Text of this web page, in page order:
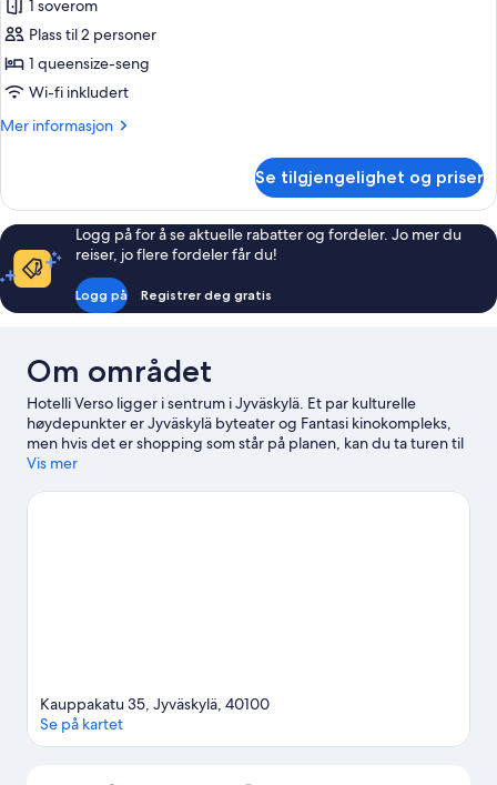
bildene
av
Superior
Double
Room
1 soverom
Plass til 2 personer
1 queensize-seng
Wi-fi inkludert
Mer informasjon
Mer
Double
Room
with
Sauna
Se tilgjengelighet og priser
Logg på for å se aktuelle rabatter og fordeler. Jo mer du
reiser, jo flere fordeler får du!
Logg på Registrer deg gratis
Om området
Hotelli Verso ligger i sentrum i Jyväskylä. Et par kulturelle
høydepunkter er Jyväskylä byteater og Fantasi kinokompleks,
men hvis det er shopping som står på planen, kan du ta turen til
Kauppakatu og Toivolan Vanha Piha. Er du på utkikk etter et
skjer noe spennende på Harjun stadion eller Synergia-Arena.
Vis mer
Kauppakatu 35, Jyväskylä, 40100
Se på kartet